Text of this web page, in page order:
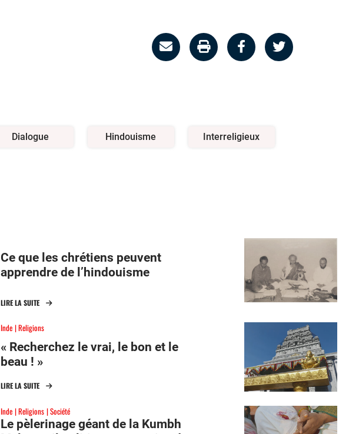
Partage
par
ImprimerPartager
sur
Partager
Dialogue Hindouisme Interreligieux
Ce que les chrétiens peuvent
apprendre de l’hindouisme
LIRE LA SUITE
Inde Religions
« Recherchez le vrai, le bon et le
beau ! »
LIRE LA SUITE
Inde Religions Société
Le pèlerinage géant de la Kumbh